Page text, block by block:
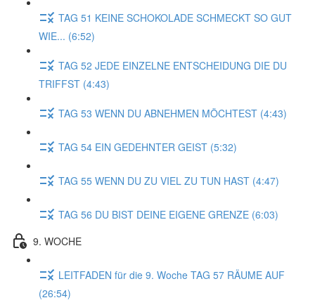
TAG 51 KEINE SCHOKOLADE SCHMECKT SO GUT
WIE... (6:52)
TAG 52 JEDE EINZELNE ENTSCHEIDUNG DIE DU
TRIFFST (4:43)
TAG 53 WENN DU ABNEHMEN MÖCHTEST (4:43)
TAG 54 EIN GEDEHNTER GEIST (5:32)
TAG 55 WENN DU ZU VIEL ZU TUN HAST (4:47)
TAG 56 DU BIST DEINE EIGENE GRENZE (6:03)
9. WOCHE
LEITFADEN für die 9. Woche TAG 57 RÄUME AUF
(26:54)